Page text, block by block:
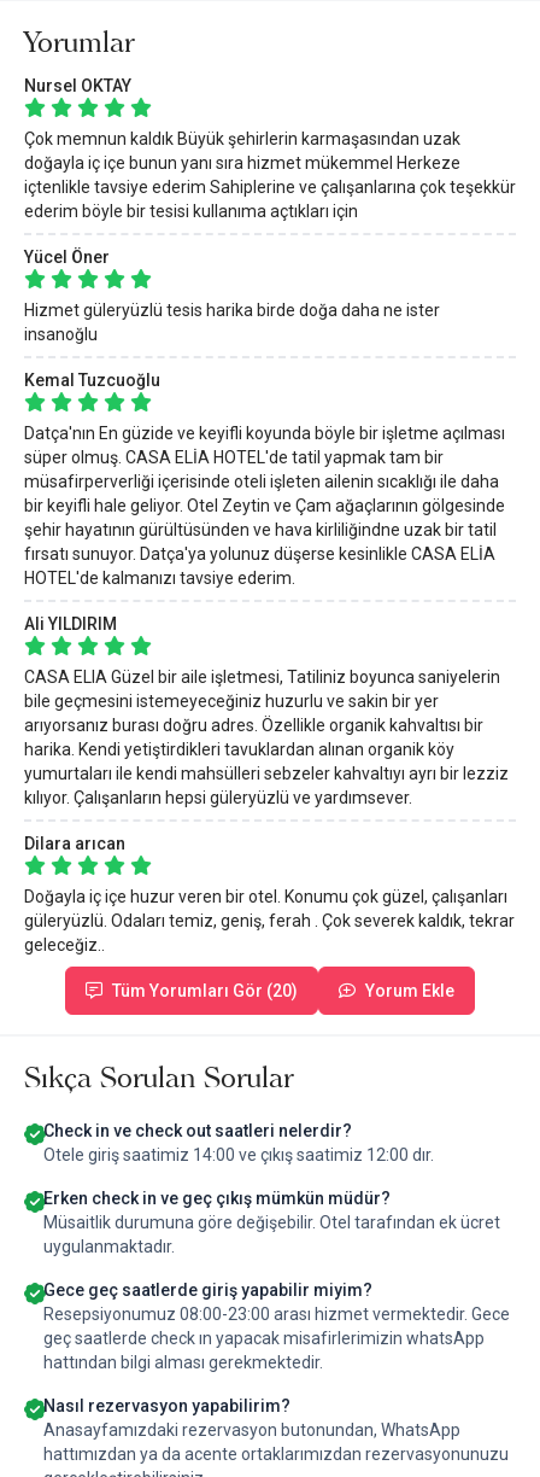
Yorumlar
Nursel OKTAY
Çok memnun kaldık Büyük şehirlerin karmaşasından uzak
doğayla iç içe bunun yanı sıra hizmet mükemmel Herkeze
içtenlikle tavsiye ederim Sahiplerine ve çalışanlarına çok teşekkür
ederim böyle bir tesisi kullanıma açtıkları için
Yücel Öner
Hizmet güleryüzlü tesis harika birde doğa daha ne ister
insanoğlu
Kemal Tuzcuoğlu
Datça'nın En güzide ve keyifli koyunda böyle bir işletme açılması
süper olmuş. CASA ELİA HOTEL'de tatil yapmak tam bir
müsafirperverliği içerisinde oteli işleten ailenin sıcaklığı ile daha
bir keyifli hale geliyor. Otel Zeytin ve Çam ağaçlarının gölgesinde
şehir hayatının gürültüsünden ve hava kirliliğindne uzak bir tatil
fırsatı sunuyor. Datça'ya yolunuz düşerse kesinlikle CASA ELİA
HOTEL'de kalmanızı tavsiye ederim.
Ali YILDIRIM
CASA ELIA Güzel bir aile işletmesi, Tatiliniz boyunca saniyelerin
bile geçmesini istemeyeceğiniz huzurlu ve sakin bir yer
arıyorsanız burası doğru adres. Özellikle organik kahvaltısı bir
harika. Kendi yetiştirdikleri tavuklardan alınan organik köy
yumurtaları ile kendi mahsülleri sebzeler kahvaltıyı ayrı bir lezziz
kılıyor. Çalışanların hepsi güleryüzlü ve yardımsever.
Dilara arıcan
Doğayla iç içe huzur veren bir otel. Konumu çok güzel, çalışanları
güleryüzlü. Odaları temiz, geniş, ferah . Çok severek kaldık, tekrar
geleceğiz..
Tüm Yorumları Gör (20) Yorum Ekle
Sıkça Sorulan Sorular
Check in ve check out saatleri nelerdir?
Otele giriş saatimiz 14:00 ve çıkış saatimiz 12:00 dır.
Erken check in ve geç çıkış mümkün müdür?
Müsaitlik durumuna göre değişebilir. Otel tarafından ek ücret
uygulanmaktadır.
Gece geç saatlerde giriş yapabilir miyim?
Resepsiyonumuz 08:00-23:00 arası hizmet vermektedir. Gece
geç saatlerde check ın yapacak misafirlerimizin whatsApp
hattından bilgi alması gerekmektedir.
Nasıl rezervasyon yapabilirim?
Anasayfamızdaki rezervasyon butonundan, WhatsApp
hattımızdan ya da acente ortaklarımızdan rezervasyonunuzu